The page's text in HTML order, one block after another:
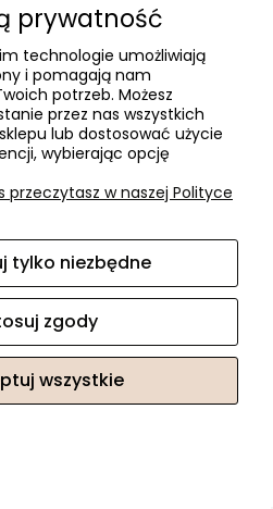
przegroda na butelki300szara
prywatność
technologie umożliwiają
i pomagają nam
potrzeb. Możesz
przez nas wszystkich
lub dostosować użycie
wybierając opcję
przeczytasz w naszej Polityce
tylko niezbędne
zgody
wszystkie